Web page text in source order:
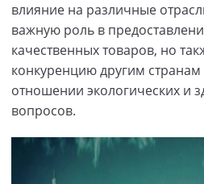
влияние на различные
важную роль в
качественных товаров, но
конкуренцию другим
отношении экологических и
вопросов.